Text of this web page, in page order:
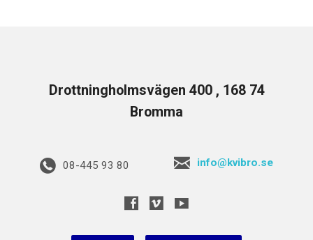
Drottningholmsvägen 400 , 168 74
Bromma
08-445 93 80 info@kvibro.se